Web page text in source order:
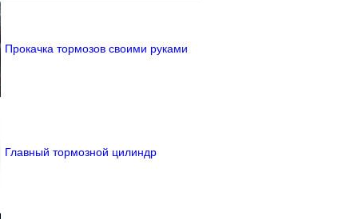
Прокачка тормозов своими руками
Главный тормозной цилиндр